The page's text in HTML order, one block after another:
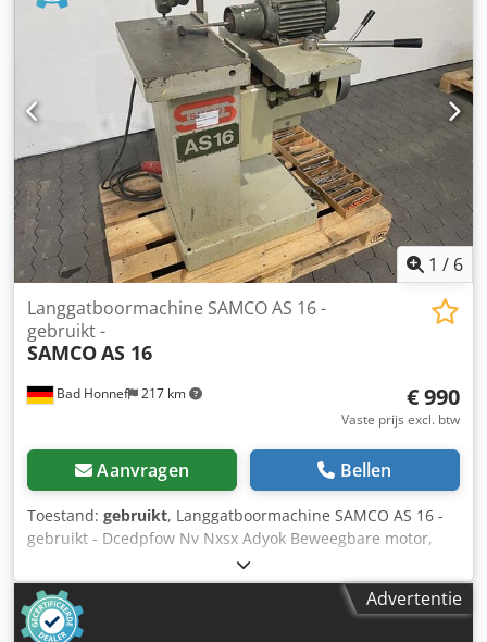
schuurband: 150 mm - Snelheid van het schuurband: 10
tot 20 m/s Dedpfozk Ny Eox Adyock - Verticale verstelling
van de oscillerende unit: 125 mm - Luchtverbruik: 25 l/min
- Elektrisch: 400 V / 2,9 kW Gewicht: 490 kg
Beschikbaarheid: op korte termijn Locatie: 63934 Röllbach
1 / 6
Bad Honnef 217 km
Langgatboormachine SAMCO AS 16 -
gebruikt -
SAMCOAS 16
€ 990
Vaste prijs excl. btw
Aanvragen Bellen
Toestand: gebruikt, Langgatboormachine SAMCO AS 16 -
gebruikt - Dcedpfow Nv Nxsx Adyok Beweegbare motor,
Toestel voor deuvelboren ----- Technische gegevens -----
Tafelafmeting: 550 x 285 mm, Boorbreedte: 190 mm,
Boordiepte: 120 mm, Toerental: 2.840 tpm, Motor: 1,5 kW,
Gewicht: 220 kg
Advertentie